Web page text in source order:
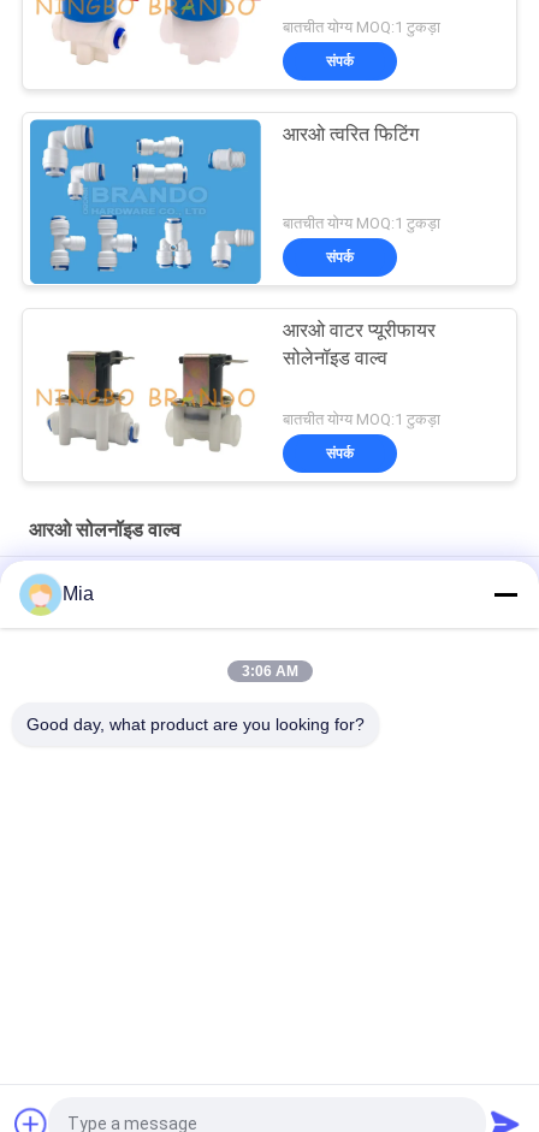
बातचीत योग्य MOQ:1 टुकड़ा
संपर्क
आरओ त्वरित फिटिंग
बातचीत योग्य MOQ:1 टुकड़ा
संपर्क
आरओ वाटर प्यूरीफायर
सोलेनॉइड वाल्व
बातचीत योग्य MOQ:1 टुकड़ा
संपर्क
आरओ सोलनॉइड वाल्व
आरओ वाटर प्यूरीफायर वाल्व के लिए 12 वी सामान्य रूप से बंद इलेक्ट्रोमैग्नेटिक कॉइल
EVI 3P/16 AMISCO टाइप हाइड्रोलिक सोलेनॉइड कॉइल 220VAC 110VAC
Mia
3:06 AM
Good day, what product are you looking for?